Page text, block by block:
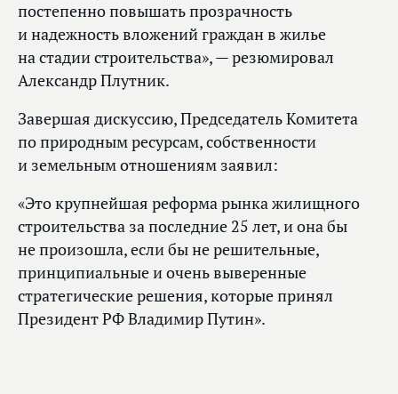
постепенно повышать прозрачность
и надежность вложений граждан в жилье
на стадии строительства», — резюмировал
Александр Плутник.
Завершая дискуссию, Председатель Комитета
по природным ресурсам, собственности
и земельным отношениям заявил:
«Это крупнейшая реформа рынка жилищного
строительства за последние 25 лет, и она бы
не произошла, если бы не решительные,
принципиальные и очень выверенные
стратегические решения, которые принял
Президент РФ Владимир Путин».